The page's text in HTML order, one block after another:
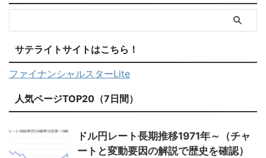
サテライトサイトはこちら！
ファイナンシャルスターLite
人気ページTOP20（7日間）
ドル円レート長期推移1971年～（チャ
ートと変動要因の解説で歴史を確認）